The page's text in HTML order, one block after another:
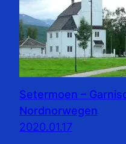
Setermoen –
Nordnorwegen
2020.01.17